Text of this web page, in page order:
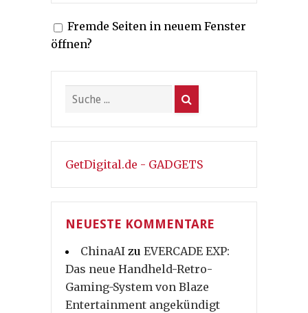
Fremde Seiten in neuem Fenster
öffnen?
GetDigital.de - GADGETS
NEUESTE KOMMENTARE
ChinaAI zu EVERCADE EXP:
Das neue Handheld-Retro-
Gaming-System von Blaze
Entertainment angekündigt